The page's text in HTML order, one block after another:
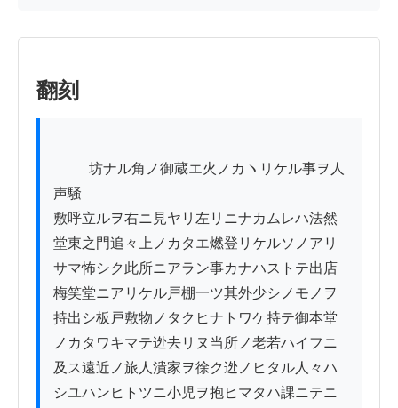
翻刻
声騒
敷呼立ルヲ右ニ見ヤリ左リニナカムレハ法然
堂東之門追々上ノカタエ燃登リケルソノアリ
サマ怖シク此所ニアラン事カナハストテ出店
梅笑堂ニアリケル戸棚一ツ其外少シノモノヲ
持出シ板戸敷物ノタクヒナトワケ持テ御本堂
ノカタワキマテ迯去リヌ当所ノ老若ハイフニ
及ス遠近ノ旅人潰家ヲ徐ク迯ノヒタル人々ハ
シユハンヒトツニ小児ヲ抱ヒマタハ課ニテニ